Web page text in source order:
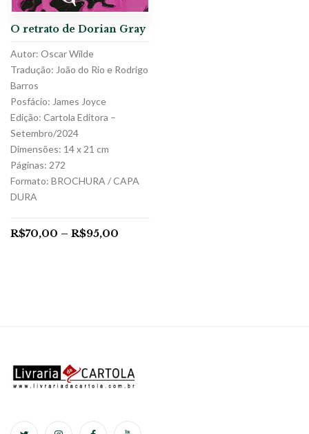
O retrato de Dorian Gray
Autor: Oscar Wilde
Tradução: João do Rio e Rodrigo
Barros
Posfácio: James Joyce
Edição: Cartola Editora –
Setembro/2024
Dimensões: 14 x 21 cm
Páginas: 272
Formato: BROCHURA / CAPA
DURA
R$70,00 – R$95,00